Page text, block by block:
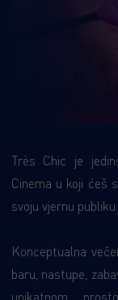
Très Chic je
Cinema u koji ćeš
svoju vjernu publiku.
Konceptualna
baru, nastupe,
unikatnom